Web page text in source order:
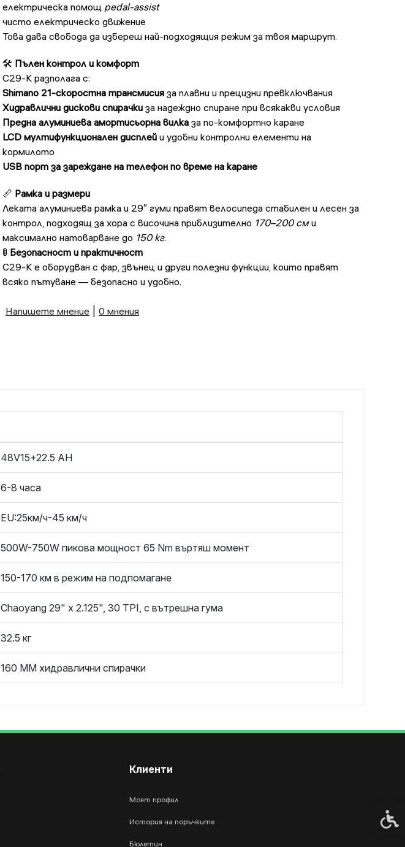
електрическа помощ pedal-assist
чисто електрическо движение
Това дава свобода да избереш най-подходящия режим за твоя маршрут.
🛠 Пълен контрол и комфорт
C29-K разполага с:
Shimano 21-скоростна трансмисия за плавни и прецизни превключвания
Хидравлични дискови спирачки за надеждно спиране при всякакви условия
Предна алуминиева амортисьорна вилка за по-комфортно каране
LCD мултифункционален дисплей и удобни контролни елементи на
кормилото
USB порт за зареждане на телефон по време на каране
📏 Рамка и размери
Леката алуминиева рамка и 29″ гуми правят велосипеда стабилен и лесен за
контрол, подходящ за хора с височина приблизително 170–200 сми
максимално натоварване до 150 кг.
🚦 Безопасност и практичност
C29-K е оборудван с фар, звънец и други полезни функции, които правят
всяко пътуване — безопасно и удобно.
Напишете мнение 0 мнения
48V15+22.5 AH
6-8 часа
EU:25км/ч-45 км/ч
500W-750W пикова мощност 65 Nm въртяш момент
150-170 км в режим на подпомагане
Chaoyang 29" x 2.125", 30 TPI, с вътрешна гума
32.5 кг
160 ММ хидравлични спирачки
Клиенти
Моят профил
История на поръчките
Бюлетин